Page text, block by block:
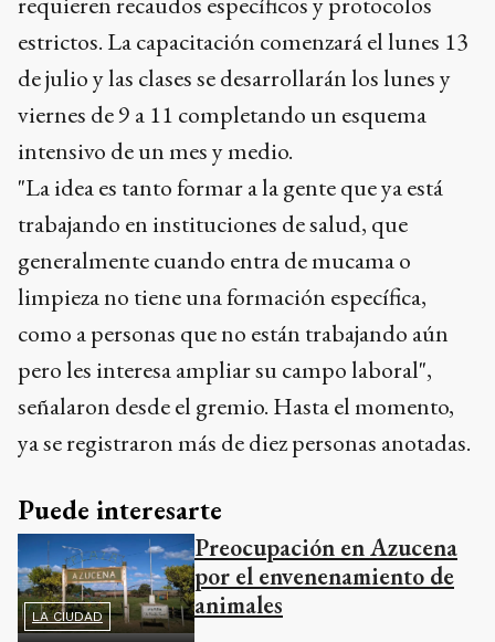
estrictos. La capacitación comenzará el lunes 13
de julio y las clases se desarrollarán los lunes y
viernes de 9 a 11 completando un esquema
intensivo de un mes y medio.
"La idea es tanto formar a la gente que ya está
trabajando en instituciones de salud, que
generalmente cuando entra de mucama o
limpieza no tiene una formación específica,
como a personas que no están trabajando aún
pero les interesa ampliar su campo laboral",
señalaron desde el gremio. Hasta el momento,
ya se registraron más de diez personas anotadas.
Puede interesarte
LA CIUDAD
Preocupación en Azucena
por el envenenamiento de
animales